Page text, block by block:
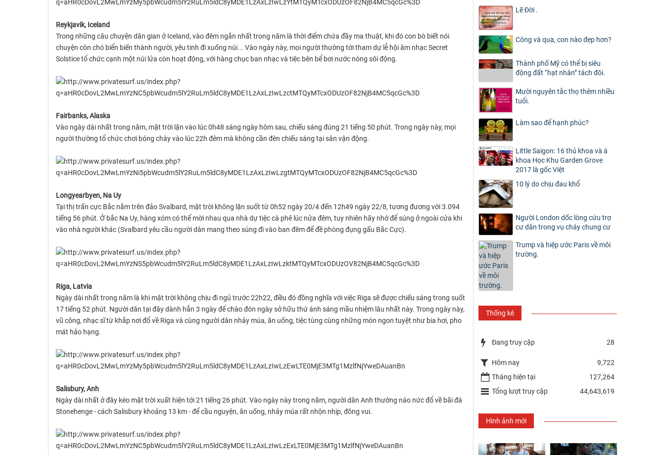
Reykjavik, Iceland
Trong những câu chuyện dân gian ở Iceland, vào đêm ngắn nhất trong năm là thời điểm chứa đầy ma thuật, khi đó con bò biết nói
chuyện còn chó biển biến thành người, yêu tinh đi xuống núi... Vào ngày này, mọi người thường tới tham dự lễ hội âm nhạc Secret
Solstice tổ chức cạnh một núi lửa còn hoạt động, với hàng chục ban nhạc và tiệc bên bể bơi nước nóng sôi động.
Fairbanks, Alaska
Vào ngày dài nhất trong năm, mặt trời lặn vào lúc 0h48 sáng ngày hôm sau, chiếu sáng đúng 21 tiếng 50 phút. Trong ngày này, mọi
người thường tổ chức chơi bóng chày vào lúc 22h đêm mà không cần đèn chiếu sáng tại sân vận động.
Longyearbyen, Na Uy
Tại thị trấn cực Bắc nằm trên đảo Svalbard, mặt trời không lặn suốt từ 0h52 ngày 20/4 đến 12h49 ngày 22/8, tương đương với 3.094
tiếng 56 phút. Ở bắc Na Uy, hàng xóm có thể mời nhau qua nhà dự tiệc cà phê lúc nửa đêm, tuy nhiên hãy nhớ để súng ở ngoài cửa khi
vào nhà người khác (Svalbard yêu cầu người dân mang theo súng đi vào ban đêm để đề phòng đụng gấu Bắc Cực).
Riga, Latvia
Ngày dài nhất trong năm là khi mặt trời không chịu đi ngủ trước 22h22, điều đó đồng nghĩa với việc Riga sẽ được chiếu sáng trong suốt
17 tiếng 52 phút. Người dân tại đây dành hẳn 3 ngày để chào đón ngày sở hữu thứ ánh sáng mầu nhiệm lâu nhất này. Trong ngày này,
vũ công, nhạc sĩ từ khắp nơi đổ về Riga và cùng người dân nhảy múa, ăn uống, tiệc tùng cùng những món ngon tuyệt như bia hơi, pho
mát hảo hạng.
Salisbury, Anh
Ngày dài nhất ở đây kéo mặt trời xuất hiện tới 21 tiếng 26 phút. Vào ngày này trong năm, người dân Anh thường náo nức đổ về bãi đá
Stonehenge - cách Salisbury khoảng 13 km - để cầu nguyện, ăn uống, nhảy múa rất nhộn nhịp, đông vui.
Lẽ Đời .
Công và quạ, con nào đẹp hơn?
Thành phố Mỹ có thể bị siêu
động đất “hạt nhân” tách đôi.
Mười nguyên tắc thọ thêm nhiều
tuổi.
Làm sao để hạnh phúc?
Little Saigon: 16 thủ khoa và á
khoa Học Khu Garden Grove
2017 là gốc Việt
10 lý do chịu đau khổ
Người London dốc lòng cứu trợ
cư dân trong vụ cháy chung cư
Trump và hiệp ước Paris về môi
trường.
Thống kê
Đang truy cập 28
Hôm nay
9,722
Tháng hiện tại
127,264
Tổng lượt truy cập
44,643,619
Hình ảnh mới